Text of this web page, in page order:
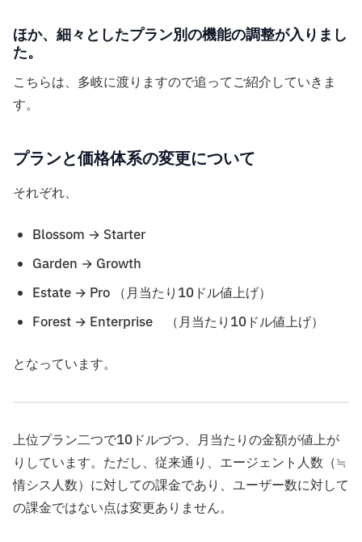
ほか、細々としたプラン別の機能の調整が入りまし
た。
こちらは、多岐に渡りますので追ってご紹介していきま
す。
プランと価格体系の変更について
それぞれ、
Blossom → Starter
Garden → Growth
Estate → Pro （月当たり10ドル値上げ）
Forest → Enterprise （月当たり10ドル値上げ）
となっています。
上位プラン二つで10ドルづつ、月当たりの金額が値上が
りしています。ただし、従来通り、エージェント人数（≒
情シス人数）に対しての課金であり、ユーザー数に対して
の課金ではない点は変更ありません。